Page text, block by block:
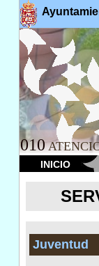
010
INICIO
Juventud